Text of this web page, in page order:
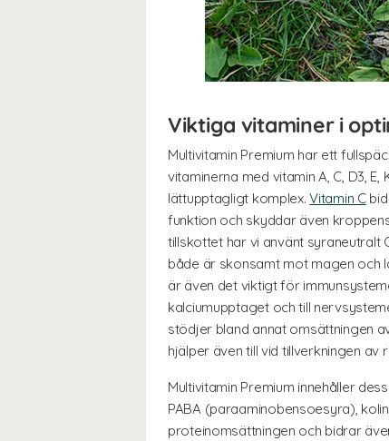
Viktiga vitaminer i
Multivitamin Premium har ett
vitaminerna med vitamin A, C, D3,
lättupptagligt komplex.Vitamin C
funktion och skyddar även
tillskottet har vi använt syraneutralt
både är skonsamt mot magen och
är även det viktigt för
kalciumupptaget och till
stödjer bland annat omsättningen
hjälper även till vid tillverkningen av
Multivitamin Premium innehåller
PABA (paraaminobensoesyra),
proteinomsättningen och bidrar